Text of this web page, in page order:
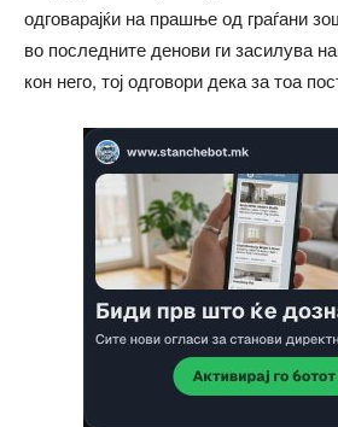
одговарајќи на прашње од
во последните денови ги засилува
кон него, тој одговори дека за тоа